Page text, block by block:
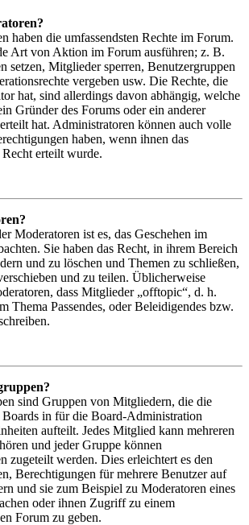
haben die umfassendsten Rechte im Forum.
Art von Aktion im Forum ausführen; z. B.
setzen, Mitglieder sperren, Benutzergruppen
vergeben usw. Die Rechte, die
hat, sind allerdings davon abhängig, welche
Gründer des Forums oder ein anderer
hat. Administratoren können auch volle
haben, wenn ihnen das
Recht erteilt wurde.
Moderatoren ist es, das Geschehen im
Sie haben das Recht, in ihrem Bereich
und zu löschen und Themen zu schließen,
und zu teilen. Üblicherweise
dass Mitglieder „offtopic“, d. h.
Thema Passendes, oder Beleidigendes bzw.
sind Gruppen von Mitgliedern, die die
in für die Board-Administration
aufteilt. Jedes Mitglied kann mehreren
und jeder Gruppe können
zugeteilt werden. Dies erleichtert es den
Berechtigungen für mehrere Benutzer auf
und sie zum Beispiel zu Moderatoren eines
oder ihnen Zugriff zu einem
Forum zu geben.